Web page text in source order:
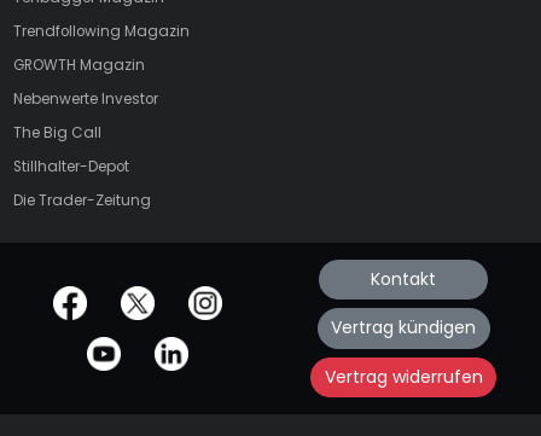
Trendfollowing Magazin
GROWTH Magazin
Nebenwerte Investor
The Big Call
Stillhalter-Depot
Die Trader-Zeitung
offizielle Social Media-Accounts Kontakt
Vertrag kündigen
Vertrag widerrufen